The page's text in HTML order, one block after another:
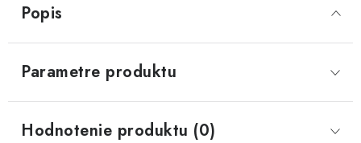
Popis
Parametre produktu
Hodnotenie produktu (0)